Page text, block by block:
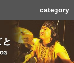
category